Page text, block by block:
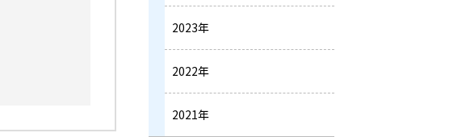
2023年
2022年
2021年